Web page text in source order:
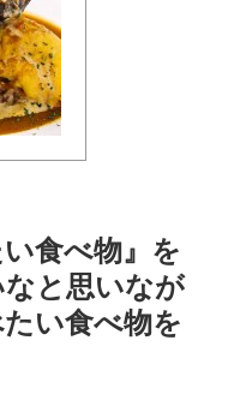
食べ物』を
と思いなが
い食べ物を